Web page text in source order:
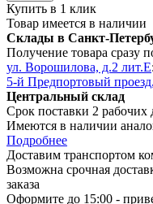
Купить в 1 клик
Товар имеется в наличии
Склады в Санкт-
Получение товара сразу
ул. Ворошилова, д.2 лит.Е:
5-й Предпортовый
Центральный склад
Срок поставки 2 рабочих
Имеются в наличии
Подробнее
Доставим транспортом
Возможна срочная
заказа
Оформите до 15:00 -